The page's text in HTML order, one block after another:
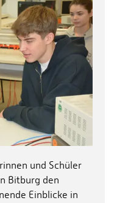
und Schüler
Bitburg den
Einblicke in